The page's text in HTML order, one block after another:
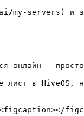
servers) и
онлайн —
в HiveOS,